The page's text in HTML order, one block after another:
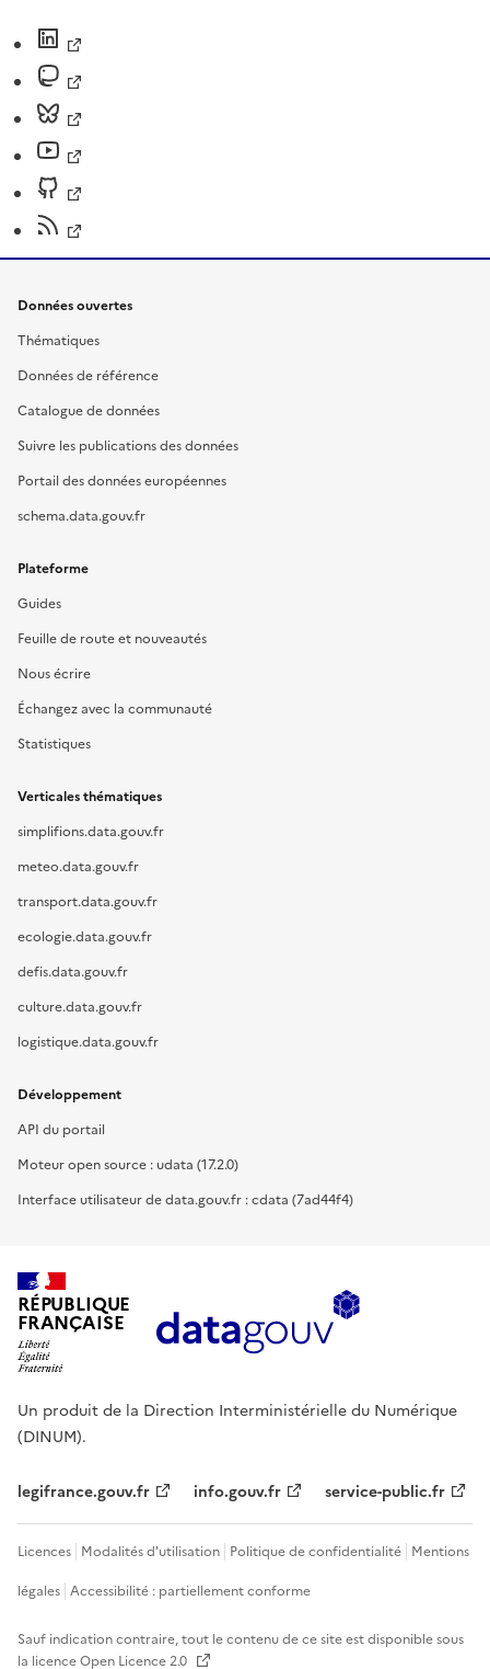
Données ouvertes
Thématiques
Données de référence
Catalogue de données
Suivre les publications des données
Portail des données européennes
schema.data.gouv.fr
Plateforme
Guides
Feuille de route et nouveautés
Nous écrire
Échangez avec la communauté
Statistiques
Verticales thématiques
simplifions.data.gouv.fr
meteo.data.gouv.fr
transport.data.gouv.fr
ecologie.data.gouv.fr
defis.data.gouv.fr
culture.data.gouv.fr
logistique.data.gouv.fr
Développement
API du portail
Moteur open source : udata (17.2.0)
Interface utilisateur de data.gouv.fr : cdata (7ad44f4)
RÉPUBLIQUE
FRANÇAISE
Un produit de la Direction Interministérielle du Numérique
(DINUM).
legifrance.gouv.fr info.gouv.fr service-public.fr
Licences Modalités d'utilisation Politique de confidentialité Mentions
légales Accessibilité : partiellement conforme
Sauf indication contraire, tout le contenu de ce site est disponible sous
la licenceOpen Licence 2.0